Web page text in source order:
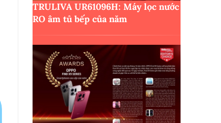
TRULIVA UR61096H: Máy lọc nước
RO âm tủ bếp của năm